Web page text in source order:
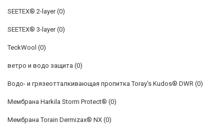
SEETEX® 2-layer(0)
SEETEX® 3-layer(0)
TeckWool (0)
ветро и водо защита (0)
Водо- и грязеотталкивающая пропитка Toray's Kudos® DWR (0)
Мембрана Harkila Storm Protect® (0)
Мембрана Torain Dermizax® NX (0)